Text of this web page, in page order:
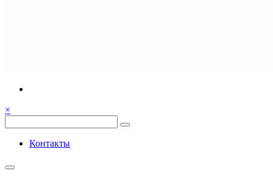
Весёлый и здоровый образ
жизни
Семья, общение, здоровье.
×
Весёлый и здоровый образ жизни
Контакты